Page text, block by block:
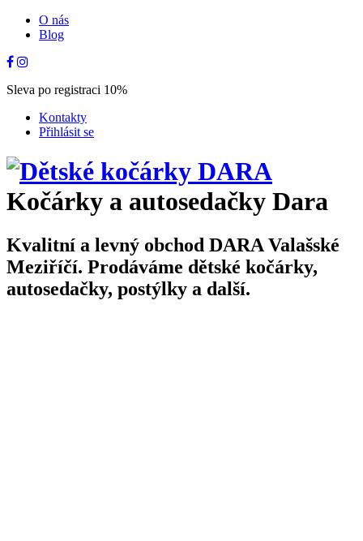
O nás
Blog
Sleva po registraci 10%
Kontakty
Přihlásit se
Kočárky a autosedačky Dara
Kvalitní a levný obchod DARA Valašské
Meziříčí. Prodáváme dětské kočárky,
autosedačky, postýlky a další.